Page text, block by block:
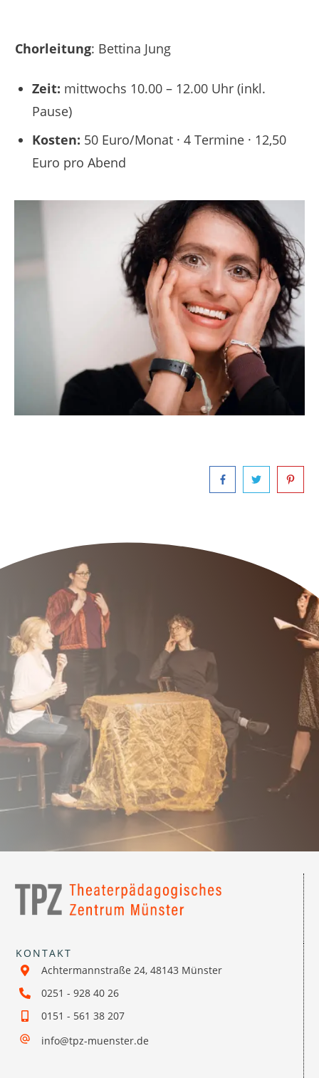
Chorleitung: Bettina Jung
Zeit: mittwochs 10.00 – 12.00 Uhr (inkl.
Pause)
Kosten: 50 Euro/Monat · 4 Termine · 12,50
Euro pro Abend
KONTAKT
Achtermannstraße 24, 48143 Münster
0251 - 928 40 26
0151 - 561 38 207
info@tpz-muenster.de